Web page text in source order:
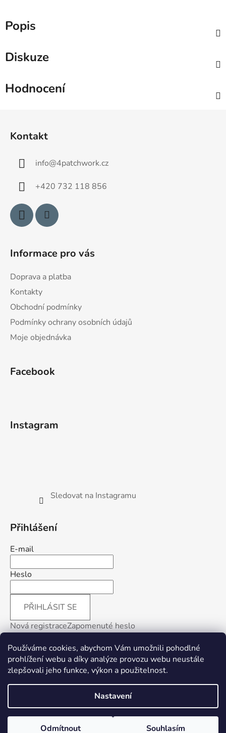
Používáme cookies, abychom Vám umožnili pohodlné
prohlížení webu a díky analýze provozu webu neustále
zlepšovali jeho funkce, výkon a použitelnost.
Nastavení
Odmítnout Souhlasím
Popis
Diskuze
Hodnocení
Kontakt
info@4patchwork.cz
+420 732 118 856
Informace pro vás
Doprava a platba
Kontakty
Obchodní podmínky
Podmínky ochrany osobních údajů
Moje objednávka
Facebook
Instagram
Sledovat na Instagramu
Přihlášení
E-mail
Heslo
PŘIHLÁSIT SE
Nová registraceZapomenuté heslo
Facebook
Vytvořil Shoptet